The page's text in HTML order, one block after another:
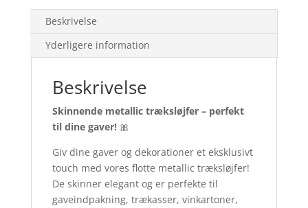
Beskrivelse
Yderligere information
Beskrivelse
Skinnende metallic træksløjfer – perfekt
til dine gaver!🎀
Giv dine gaver og dekorationer et eksklusivt
touch med vores flotte metallic træksløjfer!
De skinner elegant og er perfekte til
gaveindpakning, trækasser, vinkartoner,